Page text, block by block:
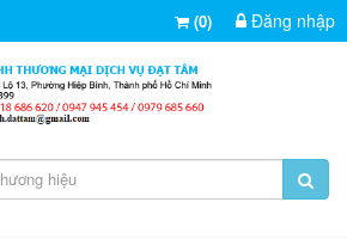
(0) Đăng nhập